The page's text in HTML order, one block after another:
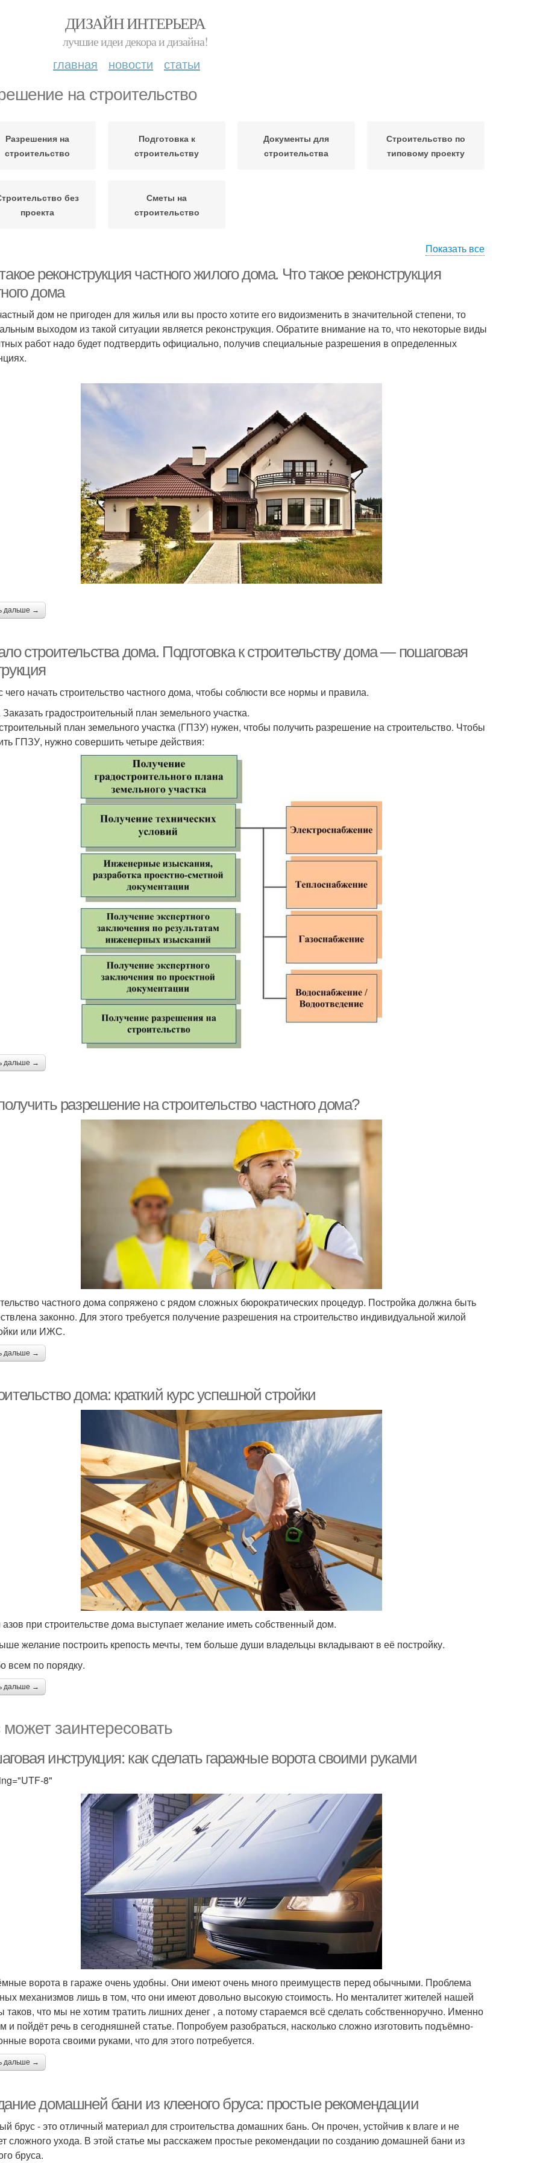
ДИЗАЙН ИНТЕРЬЕРА
лучшие идеи декора и дизайна!
главная новости статьи
на строительство
Разрешения на
строительство
Подготовка к
строительству
Документы для
строительства
Строительство по
типовому проекту
без
проекта
Сметы на
строительство
Показать все
реконструкция частного жилого дома. Что такое реконструкция
дома
дом не пригоден для жилья или вы просто хотите его видоизменить в значительной степени, то
выходом из такой ситуации является реконструкция. Обратите внимание на то, что некоторые виды
работ надо будет подтвердить официально, получив специальные разрешения в определенных
дальше →
строительства дома. Подготовка к строительству дома — пошаговая
чего начать строительство частного дома, чтобы соблюсти все нормы и правила.
градостроительный план земельного участка.
план земельного участка (ГПЗУ) нужен, чтобы получить разрешение на строительство. Чтобы
ГПЗУ, нужно совершить четыре действия:
дальше →
разрешение на строительство частного дома?
частного дома сопряжено с рядом сложных бюрократических процедур. Постройка должна быть
законно. Для этого требуется получение разрешения на строительство индивидуальной жилой
или ИЖС.
дальше →
дома: краткий курс успешной стройки
при строительстве дома выступает желание иметь собственный дом.
желание построить крепость мечты, тем больше души владельцы вкладывают в её постройку.
всем по порядку.
дальше →
заинтересовать
инструкция: как сделать гаражные ворота своими руками
8"
ворота в гараже очень удобны. Они имеют очень много преимуществ перед обычными. Проблема
механизмов лишь в том, что они имеют довольно высокую стоимость. Но менталитет жителей нашей
таков, что мы не хотим тратить лишних денег , а потому стараемся всё сделать собственноручно. Именно
и пойдёт речь в сегодняшней статье. Попробуем разобраться, насколько сложно изготовить подъёмно-
ворота своими руками, что для этого потребуется.
дальше →
домашней бани из клееного бруса: простые рекомендации
брус - это отличный материал для строительства домашних бань. Он прочен, устойчив к влаге и не
сложного ухода. В этой статье мы расскажем простые рекомендации по созданию домашней бани из
бруса.